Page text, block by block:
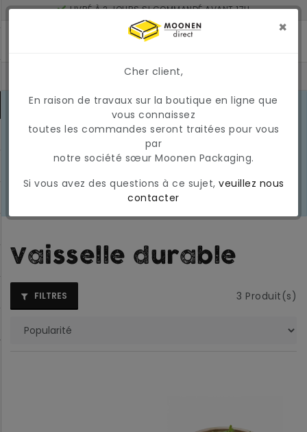
LIVRÉ À 2 JOURS SI COMMANDÉ AVANT 17H
MONTANT MINIMUM DE COMMANDE : 150 €
CONDITIONS DU MARCHÉ EN MARS
En raison des conditions actuelles
du marché, les prix et la
disponibilité peuvent varier
actuellement une surcharge
carburant temporaire et variable.
EN
SAVOIR
Vaisselle durable
FILTRES 3 Produit(s)
×
Cher client,
En raison de travaux sur la boutique en ligne que
vous connaissez
toutes les commandes seront traitées pour vous
par
notre société sœur Moonen Packaging.
Si vous avez des questions à ce sujet, veuillez nous
contacter